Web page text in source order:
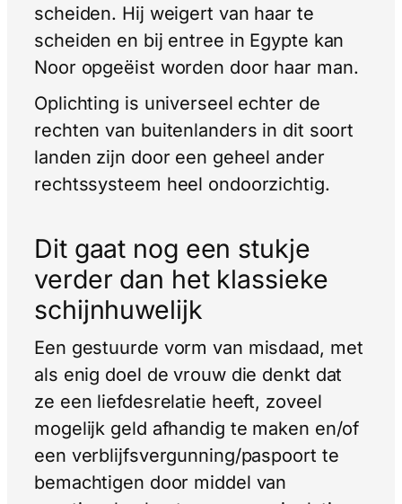
scheiden. Hij weigert van haar te
scheiden en bij entree in Egypte kan
Noor opgeëist worden door haar man.
Oplichting is universeel echter de
rechten van buitenlanders in dit soort
landen zijn door een geheel ander
rechtssysteem heel ondoorzichtig.
Dit gaat nog een stukje
verder dan het klassieke
schijnhuwelijk
Een gestuurde vorm van misdaad, met
als enig doel de vrouw die denkt dat
ze een liefdesrelatie heeft, zoveel
mogelijk geld afhandig te maken en/of
een verblijfsvergunning/paspoort te
bemachtigen door middel van